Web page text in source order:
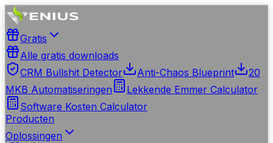
Gratis
Alle gratis downloads
CRM Bullshit Detector
Anti-Chaos Blueprint
20
MKB Automatiseringen
Lekkende Emmer Calculator
Software Kosten Calculator
Producten
Oplossingen